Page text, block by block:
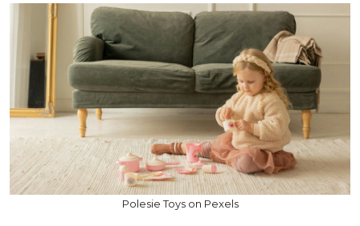
Polesie Toys on Pexels